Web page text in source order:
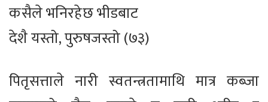
कसैले भनिरहेछ भीडबाट
देशै यस्तो, पुरुषजस्तो (७३)
पितृसत्ताले नारी स्वतन्त्रतामाथि मात्र कब्जा